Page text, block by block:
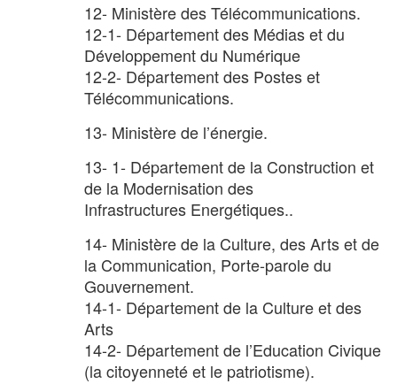
12- Ministère des Télécommunications.
12-1- Département des Médias et du
Développement du Numérique
12-2- Département des Postes et
Télécommunications.
13- Ministère de l’énergie.
13- 1- Département de la Construction et
de la Modernisation des
Infrastructures Energétiques..
14- Ministère de la Culture, des Arts et de
la Communication, Porte-parole du
Gouvernement.
14-1- Département de la Culture et des
Arts
14-2- Département de l’Education Civique
(la citoyenneté et le patriotisme).